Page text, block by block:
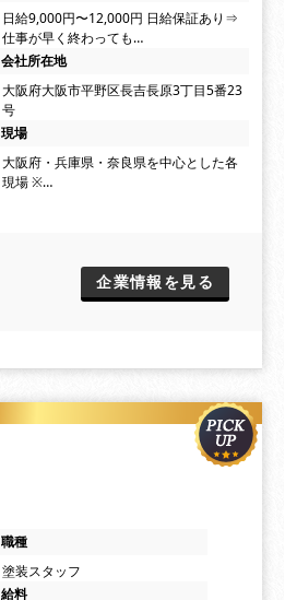
日給9,000円〜12,000円 日給保証あり⇒
仕事が早く終わっても…
会社所在地
大阪府大阪市平野区長吉長原3丁目5番23
号
現場
大阪府・兵庫県・奈良県を中心とした各
現場 ※…
企業情報を見る
職種
塗装スタッフ
給料